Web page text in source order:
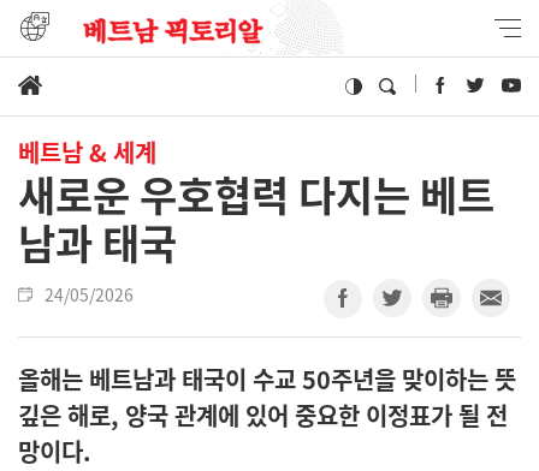
베트남 & 세계
새로운 우호협력 다지는 베트
남과 태국
24/05/2026
올해는 베트남과 태국이 수교 50주년을 맞이하는 뜻
깊은 해로, 양국 관계에 있어 중요한 이정표가 될 전
망이다.